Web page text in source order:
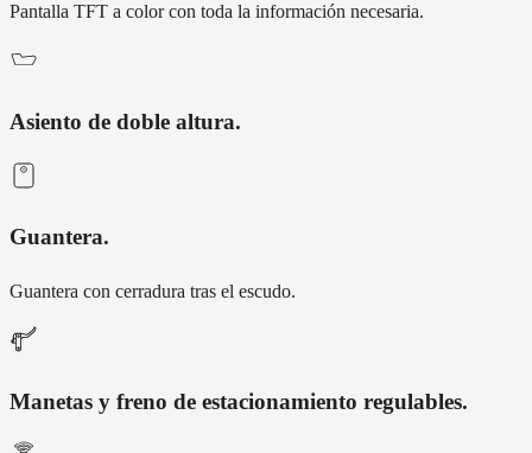
Pantalla TFT a color con toda la información necesaria.
Asiento de doble altura.
Guantera.
Guantera con cerradura tras el escudo.
Manetas y freno de estacionamiento regulables.